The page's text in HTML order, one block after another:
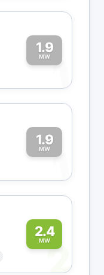
1.9
MW1
1.9
MW1
2.4
MW2